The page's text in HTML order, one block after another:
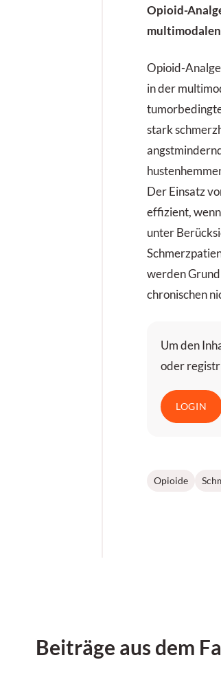
Opioid-
Opioid-
in der
stark
Der Einsatz
effizient,
unter
werden
chronischen
Um den
oder
LOGIN
Opioide
Beiträge aus dem